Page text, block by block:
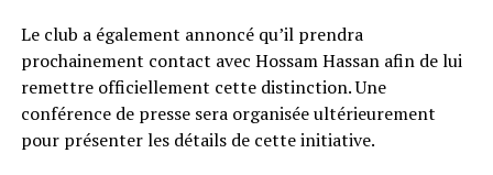
Le club a également annoncé qu’il prendra
prochainement contact avec Hossam Hassan afin de lui
remettre officiellement cette distinction. Une
conférence de presse sera organisée ultérieurement
pour présenter les détails de cette initiative.